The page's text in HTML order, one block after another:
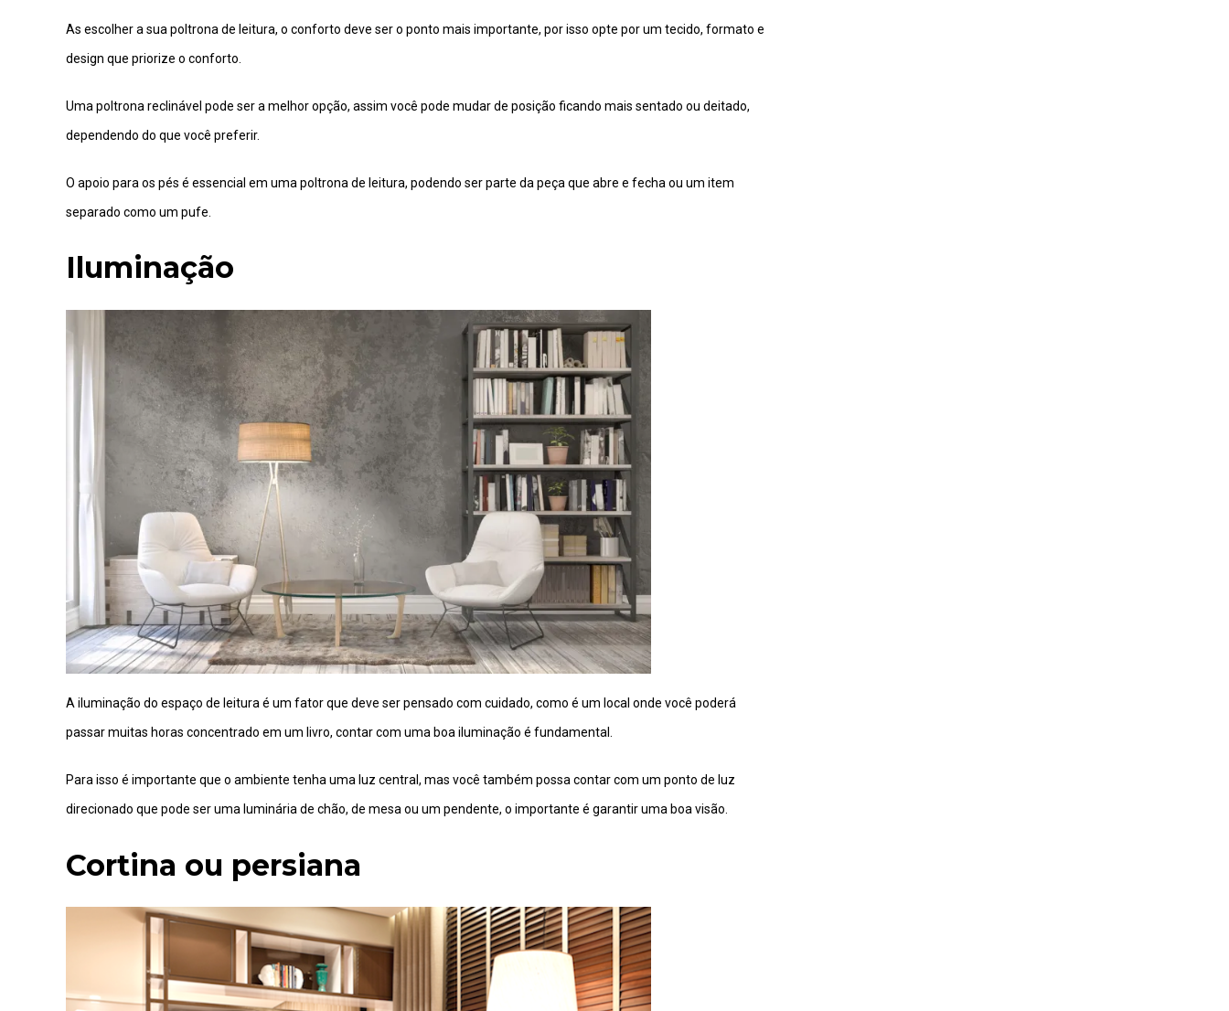
As escolher a sua poltrona de leitura, o conforto deve ser o ponto mais importante, por isso opte por um tecido, formato e
design que priorize o conforto.
Uma poltrona reclinável pode ser a melhor opção, assim você pode mudar de posição ficando mais sentado ou deitado,
dependendo do que você preferir.
O apoio para os pés é essencial em uma poltrona de leitura, podendo ser parte da peça que abre e fecha ou um item
separado como um pufe.
Iluminação
A iluminação do espaço de leitura é um fator que deve ser pensado com cuidado, como é um local onde você poderá
passar muitas horas concentrado em um livro, contar com uma boa iluminação é fundamental.
Para isso é importante que o ambiente tenha uma luz central, mas você também possa contar com um ponto de luz
direcionado que pode ser uma luminária de chão, de mesa ou um pendente, o importante é garantir uma boa visão.
Cortina ou persiana